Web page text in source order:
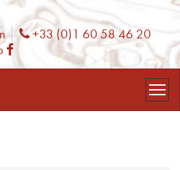
Phone
+33 (0)1 60 58 46 20
Facebook